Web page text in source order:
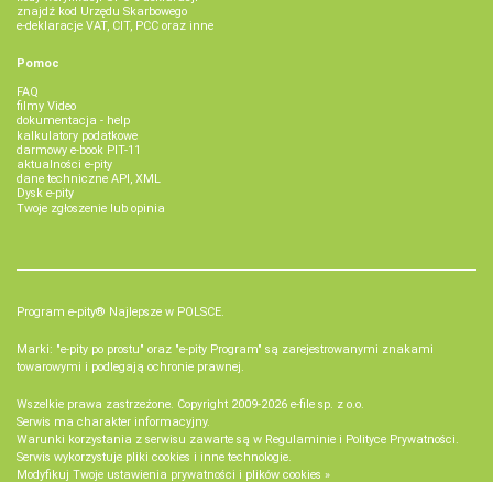
znajdź kod Urzędu Skarbowego
e-deklaracje VAT, CIT, PCC oraz inne
Pomoc
FAQ
filmy Video
dokumentacja - help
kalkulatory podatkowe
darmowy e-book PIT-11
aktualności e-pity
dane techniczne API, XML
Dysk e-pity
Twoje zgłoszenie lub opinia
Program e-pity® Najlepsze w POLSCE.
Marki: "e-pity po prostu" oraz "e-pity Program" są zarejestrowanymi znakami
towarowymi i podlegają ochronie prawnej.
Wszelkie prawa zastrzeżone. Copyright 2009-2026 e-file sp. z o.o.
Serwis ma charakter informacyjny.
Warunki korzystania z serwisu zawarte są w Regulaminie i Polityce Prywatności
Serwis wykorzystuje pliki cookies i inne technologie
Modyfikuj Twoje ustawienia prywatności i plików cookies »